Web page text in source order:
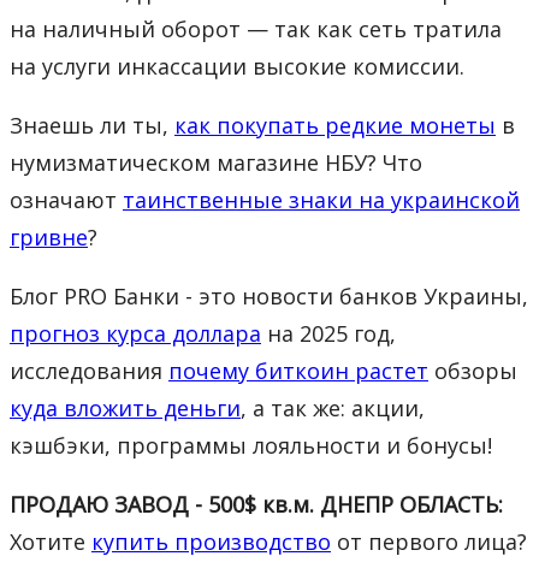
на наличный оборот — так как сеть тратила
на услуги инкассации высокие комиссии.
Знаешь ли ты, как покупать редкие монеты в
нумизматическом магазине НБУ? Что
означают таинственные знаки на украинской
гривне?
Блог PRO Банки - это новости банков Украины,
прогноз курса доллара на 2025 год,
исследования почему биткоин растет обзоры
куда вложить деньги, а так же: акции,
кэшбэки, программы лояльности и бонусы!
ПРОДАЮ ЗАВОД - 500$ кв.м. ДНЕПР ОБЛАСТЬ:
Хотите купить производство от первого лица?